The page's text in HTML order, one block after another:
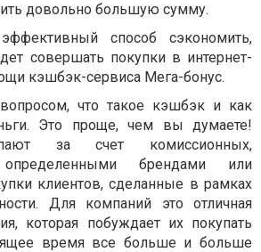
довольно большую сумму.
способ сэкономить,
совершать покупки в интернет-
кэшбэк-сервиса Мега-бонус.
что такое кэшбэк и как
Это проще, чем вы думаете!
за счет комиссионных,
брендами или
клиентов, сделанные в рамках
Для компаний это отличная
которая побуждает их покупать
время все больше и больше